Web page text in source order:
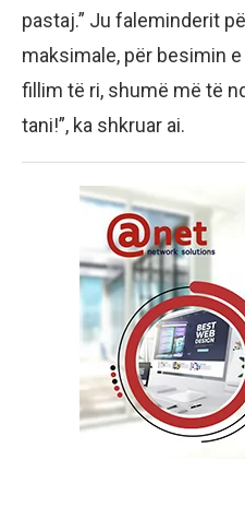
pastaj.” Ju faleminderit
maksimale, për besimin
fillim të ri, shumë më të
tani!”, ka shkruar ai.